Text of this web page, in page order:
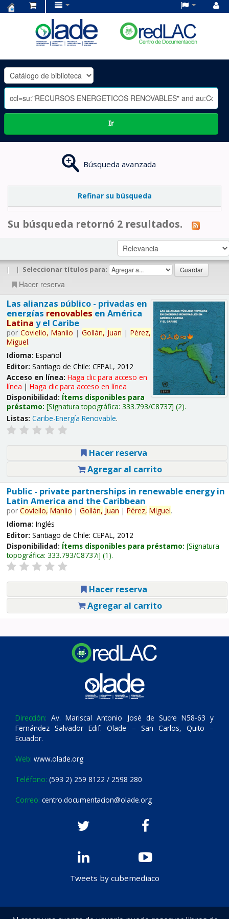
OLADE
-
Ir
Búsqueda avanzada
Refinar su búsqueda
Su búsqueda retornó 2 resultados.
| | Seleccionar títulos para:
Hacer reserva
Las alianzas público - privadas en
energías renovables en América
Latina y el Caribe
por Coviello, Manlio | Gollán, Juan | Pérez,
Miguel.
Idioma: Español
Editor: Santiago de Chile: CEPAL, 2012
Acceso en línea: Haga clic para acceso en
línea | Haga clic para acceso en línea
Disponibilidad: Ítems disponibles para
préstamo: Signatura topográfica: 333.793/C8737 (2).
Listas: Caribe-Energía Renovable.
Hacer reserva
Agregar al carrito
Public - private partnerships in renewable energy in
Latin America and the Caribbean
por Coviello, Manlio | Gollán, Juan | Pérez, Miguel.
Idioma: Inglés
Editor: Santiago de Chile: CEPAL, 2012
Disponibilidad: Ítems disponibles para préstamo: Signatura
topográfica: 333.793/C8737i (1).
Hacer reserva
Agregar al carrito
Dirección: Av. Mariscal Antonio José de Sucre N58-63 y
Fernández Salvador Edif. Olade – San Carlos, Quito –
Ecuador.
Web: www.olade.org
Teléfono: (593 2) 259 8122 / 2598 280
Correo: centro.documentacion@olade.org
Tweets by cubemediaco